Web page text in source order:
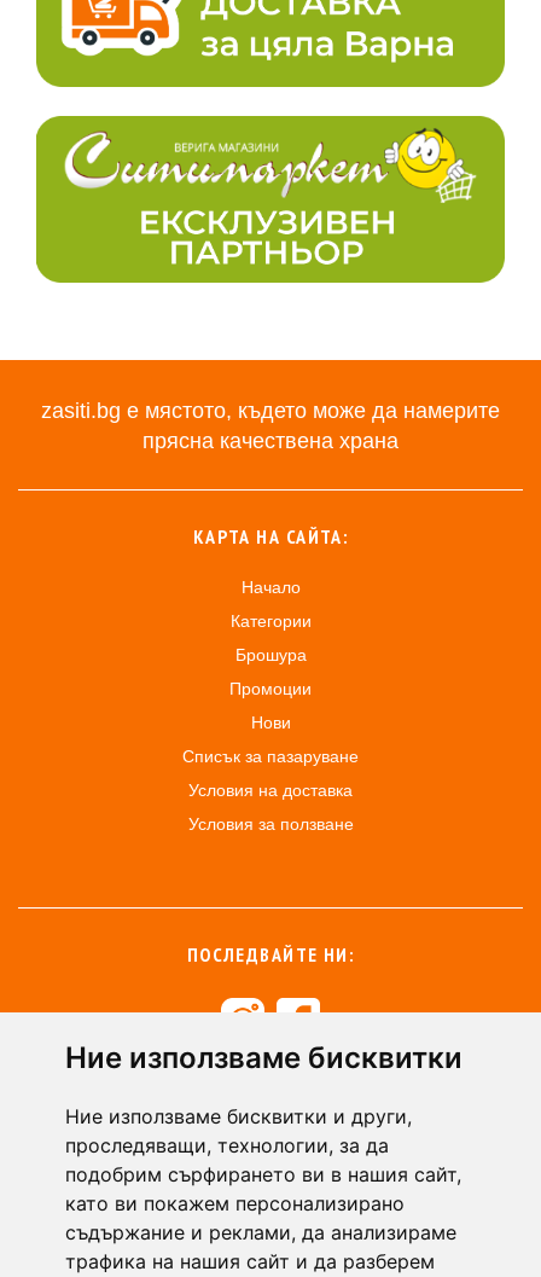
Ние използваме бисквитки
Ние използваме бисквитки и други,
проследяващи, технологии, за да
подобрим сърфирането ви в нашия сайт,
като ви покажем персонализирано
съдържание и реклами, да анализираме
трафика на нашия сайт и да разберем
zasiti.bg е мястото, където може да намерите
прясна качествена храна
КАРТА НА САЙТА:
Начало
Категории
Брошура
Промоции
Нови
Списък за пазаруване
Условия на доставка
Условия за ползване
ПОСЛЕДВАЙТЕ НИ:
+359 894 49 0144
support@zasiti.bg